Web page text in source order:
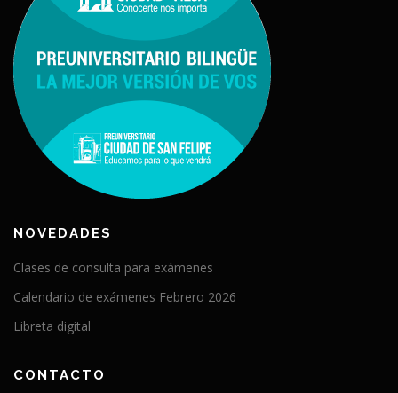
NOVEDADES
Clases de consulta para exámenes
Calendario de exámenes Febrero 2026
Libreta digital
CONTACTO